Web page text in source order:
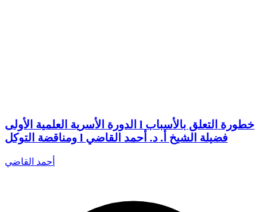
الدورة الأسرية العلمية الأولى l خطورة التعلق بالأسباب
ومناقضة التوكل l فضيلة الشيخ أ. د. أحمد القاضي
أحمد القاضي